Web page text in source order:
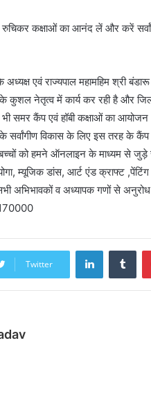
कक्षाओं का आनंद लें और करें
अध्यक्ष एवं राज्यपाल महामहिम श्री
के कुशल नेतृत्व में कार्य कर रही है और
भी समर कैंप एवं हॉबी कक्षाओं का
सर्वांगीण विकास के लिए इस तरह के कैंप
को हमने ऑनलाइन के माध्यम से जुड़े
म्यूजिक डांस, आर्ट एंड क्राफ्ट
अभिभावकों व अध्यापक गणों से
Twitter
LinkedIn